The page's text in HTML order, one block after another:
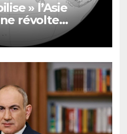
» l’Asie
révolte
de